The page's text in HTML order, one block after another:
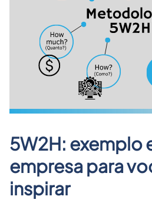
5W2H: exemplo
empresa para
inspirar